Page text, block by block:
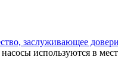
заслуживающее
используются в